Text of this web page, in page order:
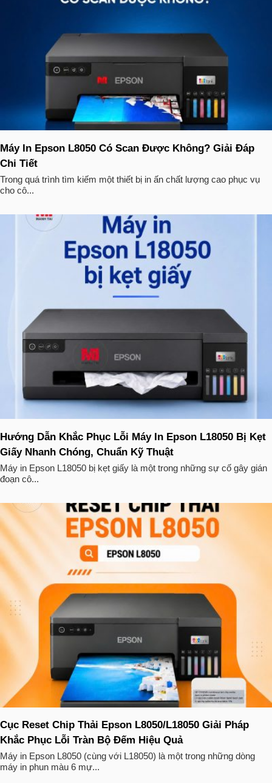
Máy In Epson L8050 Có Scan Được Không? Giải Đáp
Chi Tiết
Trong quá trình tìm kiếm một thiết bị in ấn chất lượng cao phục vụ
cho cô...
Hướng Dẫn Khắc Phục Lỗi Máy In Epson L18050 Bị Kẹt
Giấy Nhanh Chóng, Chuẩn Kỹ Thuật
Máy in Epson L18050 bị kẹt giấy là một trong những sự cố gây gián
đoạn cô...
Cục Reset Chip Thải Epson L8050/L18050 Giải Pháp
Khắc Phục Lỗi Tràn Bộ Đếm Hiệu Quả
Máy in Epson L8050 (cùng với L18050) là một trong những dòng
máy in phun màu 6 mự...